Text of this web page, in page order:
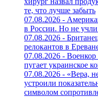
те, что лучше забыть
07.08.2026 -
в России. Но не учли
07.08.2026 -
релокантов в
07.08.2026 -
пугает украинское
07.08.2026 - «Вера,
устроили
символом